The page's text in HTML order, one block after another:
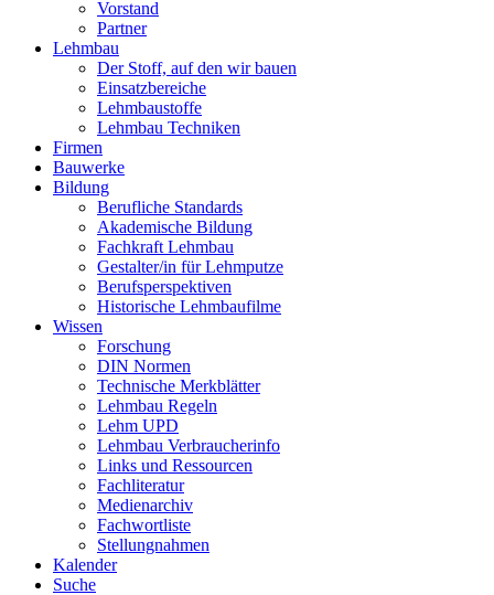
Vorstand
Partner
Lehmbau
Der Stoff, auf den wir bauen
Einsatzbereiche
Lehmbaustoffe
Lehmbau Techniken
Firmen
Bauwerke
Bildung
Berufliche Standards
Akademische Bildung
Fachkraft Lehmbau
Gestalter/in für Lehmputze
Berufsperspektiven
Historische Lehmbaufilme
Wissen
Forschung
DIN Normen
Technische Merkblätter
Lehmbau Regeln
Lehm UPD
Lehmbau Verbraucherinfo
Links und Ressourcen
Fachliteratur
Medienarchiv
Fachwortliste
Stellungnahmen
Kalender
Suche